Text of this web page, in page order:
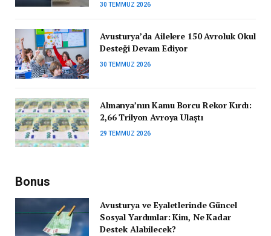
30 TEMMUZ 2026
Avusturya’da Ailelere 150 Avroluk Okul
Desteği Devam Ediyor
30 TEMMUZ 2026
Almanya’nın Kamu Borcu Rekor Kırdı:
2,66 Trilyon Avroya Ulaştı
29 TEMMUZ 2026
Bonus
Avusturya ve Eyaletlerinde Güncel
Sosyal Yardımlar: Kim, Ne Kadar
Destek Alabilecek?